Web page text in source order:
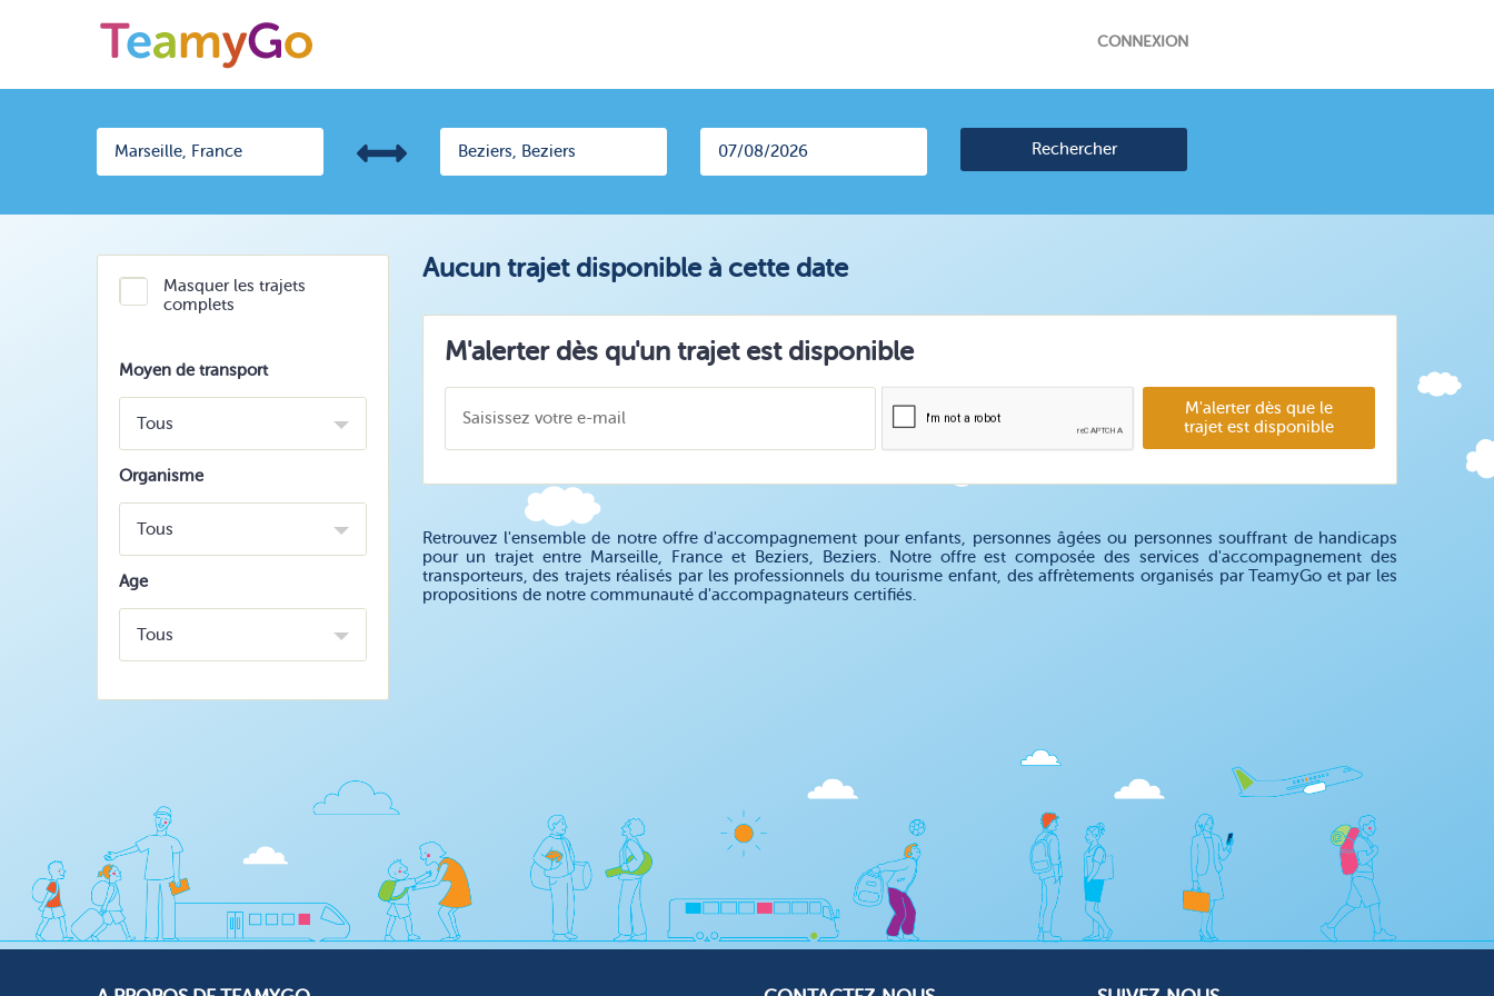
CONNEXION
Rechercher
Masquer les trajets
complets
Moyen de transport
Tous
Organisme
Tous
Age
Tous
Aucun trajet disponible à cette date
M'alerter dès qu'un trajet est disponible
M'alerter dès que le
trajet est disponible
Retrouvez l'ensemble de notre offre d'accompagnement pour enfants, personnes âgées ou personnes souffrant de handicaps
pour un trajet entre Marseille, France et Beziers, Beziers. Notre offre est composée des services d'accompagnement des
transporteurs, des trajets réalisés par les professionnels du tourisme enfant, des affrètements organisés par TeamyGo et par les
propositions de notre communauté d'accompagnateurs certifiés.